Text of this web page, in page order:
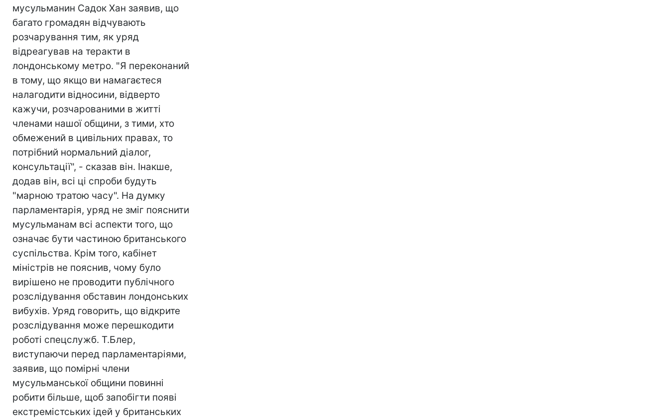
мусульманин Садок Хан заявив, що
багато громадян відчувають
розчарування тим, як уряд
відреагував на теракти в
лондонському метро. "Я переконаний
в тому, що якщо ви намагаєтеся
налагодити відносини, відверто
кажучи, розчарованими в житті
членами нашої общини, з тими, хто
обмежений в цивільних правах, то
потрібний нормальний діалог,
консультації", - сказав він. Інакше,
додав він, всі ці спроби будуть
"марною тратою часу". На думку
парламентарія, уряд не зміг пояснити
мусульманам всі аспекти того, що
означає бути частиною британського
суспільства. Крім того, кабінет
міністрів не пояснив, чому було
вирішено не проводити публічного
розслідування обставин лондонських
вибухів. Уряд говорить, що відкрите
розслідування може перешкодити
роботі спецслужб. Т.Блер,
виступаючи перед парламентаріями,
заявив, що помірні члени
мусульманської общини повинні
робити більше, щоб запобігти появі
екстремістських ідей у британських